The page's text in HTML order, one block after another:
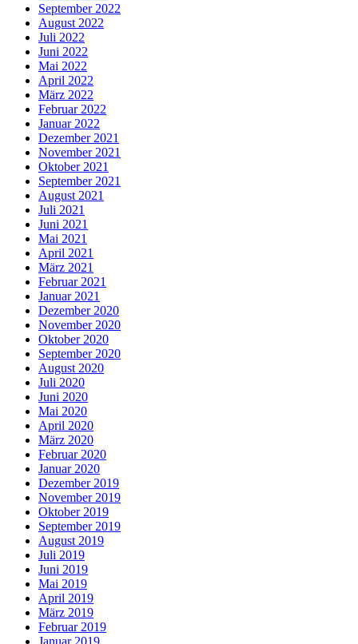
September 2022
August 2022
Juli 2022
Juni 2022
Mai 2022
April 2022
März 2022
Februar 2022
Januar 2022
Dezember 2021
November 2021
Oktober 2021
September 2021
August 2021
Juli 2021
Juni 2021
Mai 2021
April 2021
März 2021
Februar 2021
Januar 2021
Dezember 2020
November 2020
Oktober 2020
September 2020
August 2020
Juli 2020
Juni 2020
Mai 2020
April 2020
März 2020
Februar 2020
Januar 2020
Dezember 2019
November 2019
Oktober 2019
September 2019
August 2019
Juli 2019
Juni 2019
Mai 2019
April 2019
März 2019
Februar 2019
Januar 2019